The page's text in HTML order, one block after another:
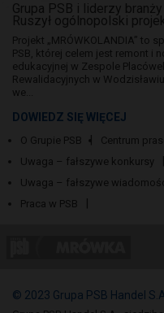
Grupa PSB i liderzy
Ruszył ogólnopolski
Projekt „MRÓWKOLANDIA” to
PSB, której celem jest remont i
edukacyjnej w Zespole
Rewalidacyjnych w
we...
DOWIEDZ SIĘ WIĘCEJ
O Grupie PSB Centrum
Uwaga – fałszywe konkursy
Uwaga – fałszywe
Praca w PSB
© 2023 Grupa PSB Handel